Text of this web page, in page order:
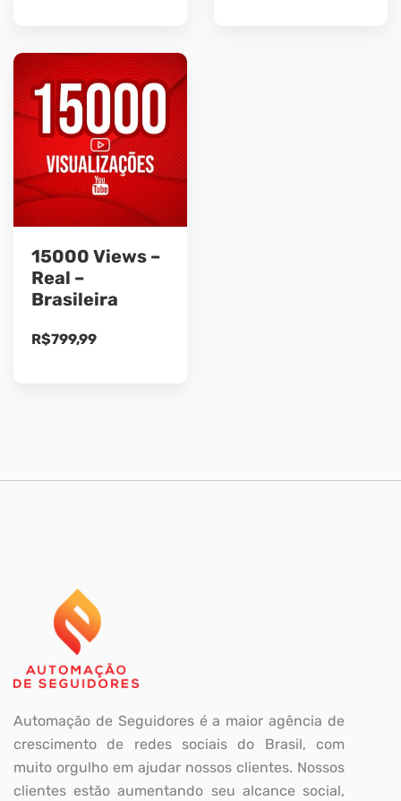
15000 Views –
Real –
Brasileira
R$799,99
Automação de Seguidores é a maior agência de
crescimento de redes sociais do Brasil, com
muito orgulho em ajudar nossos clientes. Nossos
clientes estão aumentando seu alcance social,